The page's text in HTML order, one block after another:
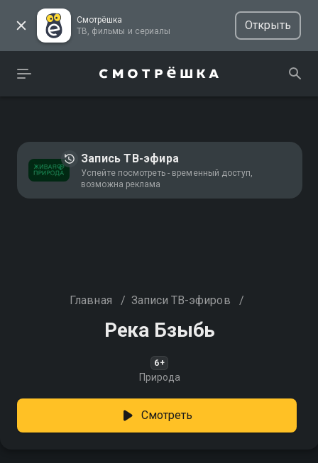
Смотрёшка
ТВ, фильмы и сериалы
Открыть
Запись ТВ-эфира
Успейте посмотреть - временный доступ,
возможна реклама
Главная / Записи ТВ-эфиров /
Река Бзыбь
6+
Природа
Смотреть